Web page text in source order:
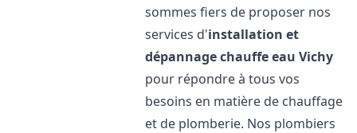
sommes fiers de proposer nos
services d'installation et
dépannage chauffe eau Vichy
pour répondre à tous vos
besoins en matière de chauffage
et de plomberie. Nos plombiers